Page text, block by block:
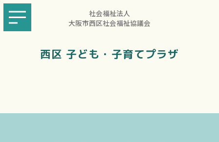
社会福祉法人
大阪市西区社会福祉協議会
西区 子ども・子育てプラザ